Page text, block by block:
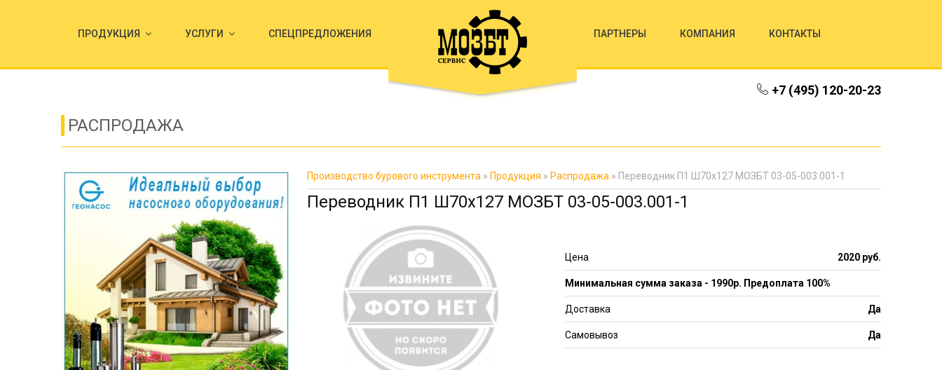
ПРОДУКЦИЯ УСЛУГИ СПЕЦПРЕДЛОЖЕНИЯ ПАРТНЕРЫ КОМПАНИЯ КОНТАКТЫ
+7 (495) 120-20-23
РАСПРОДАЖА
Производство бурового инструмента » Продукция » Распродажа » Переводник П1 Ш70х127 МОЗБТ 03-05-003.001-1
Переводник П1 Ш70х127 МОЗБТ 03-05-003.001-1
Цена 2020 руб.
Минимальная сумма заказа - 1990р. Предоплата 100%
Доставка Да
Самовывоз Да